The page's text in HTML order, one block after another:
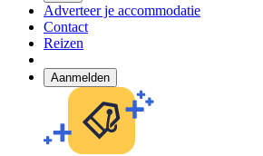
Adverteer je accommodatie
Contact
Reizen
Aanmelden